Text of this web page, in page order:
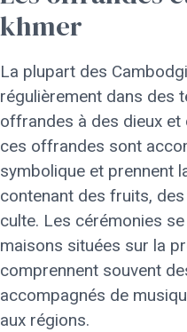
khmer
La plupart des
régulièrement dans des
offrandes à des dieux et
ces offrandes sont
symbolique et prennent
contenant des fruits,
culte. Les cérémonies
maisons situées sur la
comprennent souvent
accompagnés de
aux régions.